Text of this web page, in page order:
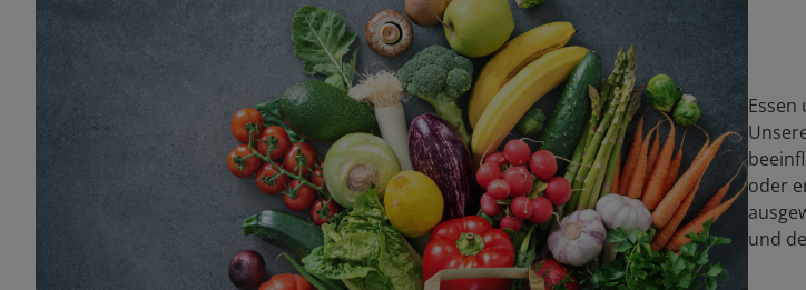
oder
und